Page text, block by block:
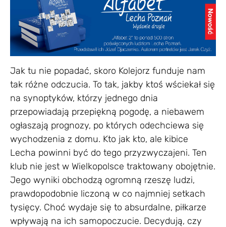
Jak tu nie popadać, skoro Kolejorz funduje nam
tak różne odczucia. To tak, jakby ktoś wściekał się
na synoptyków, którzy jednego dnia
przepowiadają przepiękną pogodę, a niebawem
ogłaszają prognozy, po których odechciewa się
wychodzenia z domu. Kto jak kto, ale kibice
Lecha powinni być do tego przyzwyczajeni. Ten
klub nie jest w Wielkopolsce traktowany obojętnie.
Jego wyniki obchodzą ogromną rzeszę ludzi,
prawdopodobnie liczoną w co najmniej setkach
tysięcy. Choć wydaje się to absurdalne, piłkarze
wpływają na ich samopoczucie. Decydują, czy